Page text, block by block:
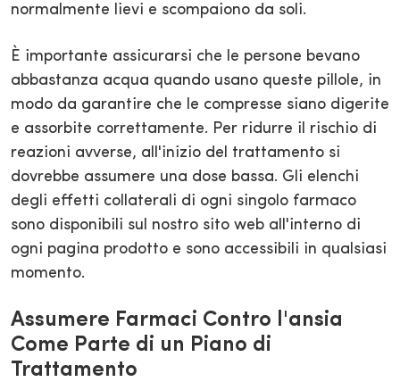
normalmente lievi e scompaiono da soli.
È importante assicurarsi che le persone bevano
abbastanza acqua quando usano queste pillole, in
modo da garantire che le compresse siano digerite
e assorbite correttamente. Per ridurre il rischio di
reazioni avverse, all'inizio del trattamento si
dovrebbe assumere una dose bassa. Gli elenchi
degli effetti collaterali di ogni singolo farmaco
sono disponibili sul nostro sito web all'interno di
ogni pagina prodotto e sono accessibili in qualsiasi
momento.
Assumere Farmaci Contro l'ansia
Come Parte di un Piano di
Trattamento